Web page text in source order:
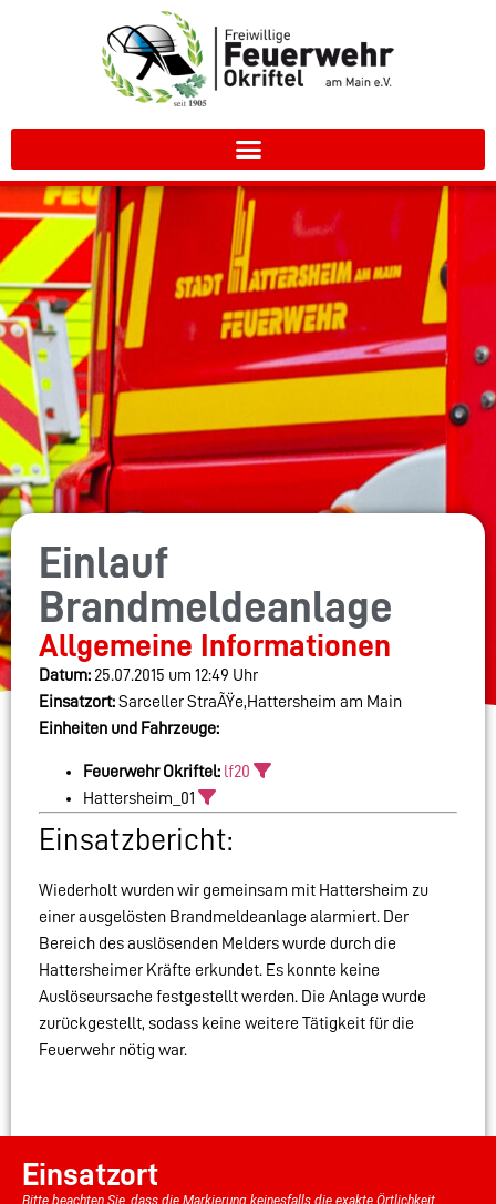
Einlauf
Brandmeldeanlage
Allgemeine Informationen
Datum: 25.07.2015 um 12:49 Uhr
Einsatzort:Sarceller StraÃŸe,Hattersheim am Main
Einheiten und Fahrzeuge:
Feuerwehr Okriftel: lf20
Hattersheim_01
Einsatzbericht:
Wiederholt wurden wir gemeinsam mit Hattersheim zu
einer ausgelösten Brandmeldeanlage alarmiert. Der
Bereich des auslösenden Melders wurde durch die
Hattersheimer Kräfte erkundet. Es konnte keine
Auslöseursache festgestellt werden. Die Anlage wurde
zurückgestellt, sodass keine weitere Tätigkeit für die
Feuerwehr nötig war.
Einsatzort